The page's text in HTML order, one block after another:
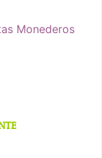
Monederos